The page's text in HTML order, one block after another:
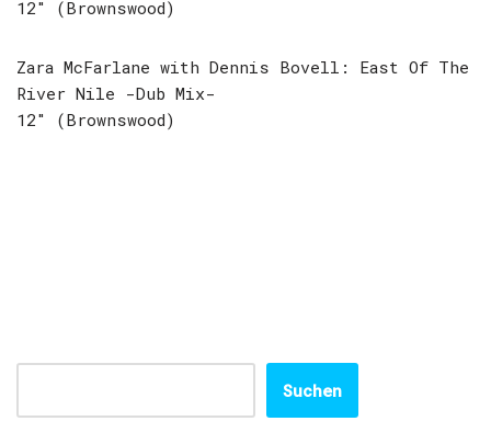
12″ (Brownswood)
Zara McFarlane with Dennis Bovell: East Of The
River Nile -Dub Mix-
12″ (Brownswood)
Suchen